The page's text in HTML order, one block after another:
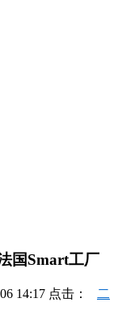
国Smart工厂
14:17 点击： 二